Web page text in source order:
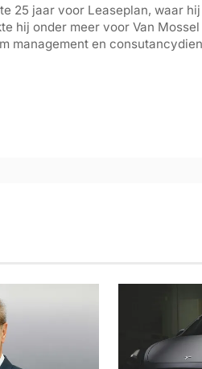
25 jaar voor Leaseplan, waar
hij onder meer voor Van
management en